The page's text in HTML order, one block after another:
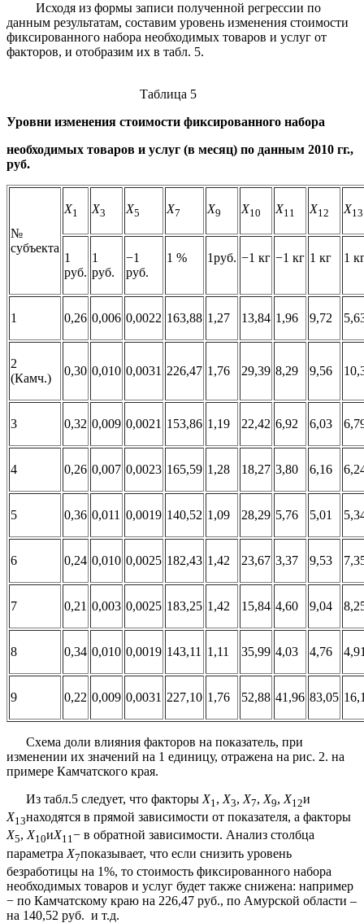
Исходя из формы записи полученной регрессии по
данным результатам, составим уровень изменения стоимости
фиксированного набора необходимых товаров и услуг от
факторов, и отобразим их в табл. 5.
Таблица 5
Уровни изменения стоимости фиксированного набора
необходимых товаров и услуг (в месяц) по данным 2010 гг.,
руб.
№
субъекта
X1 X3 X5 X7 X9 X10 X11 X12 X13
1
руб.
1
руб.
−1
руб.
1 % 1руб. −1 кг −1 кг 1 кг 1
1 0,26 0,006 0,0022 163,88 1,27 13,84 1,96 9,72
2
(Камч.)
0,30 0,010 0,0031 226,47 1,76 29,39 8,29 9,56
3 0,32 0,009 0,0021 153,86 1,19 22,42 6,92 6,03
4 0,26 0,007 0,0023 165,59 1,28 18,27 3,80 6,16
5 0,36 0,011 0,0019 140,52 1,09 28,29 5,76 5,01
6 0,24 0,010 0,0025 182,43 1,42 23,67 3,37 9,53
7 0,21 0,003 0,0025 183,25 1,42 15,84 4,60 9,04
8 0,34 0,010 0,0019 143,11 1,11 35,99 4,03 4,76
9 0,22 0,009 0,0031 227,10 1,76 52,88 41,96 83,05
Схема доли влияния факторов на показатель, при
изменении их значений на 1 единицу, отражена на рис. 2. на
примере Камчатского края.
Из табл.5 следует, что факторы X1, X3, X7, X9, X12и
X13находятся в прямой зависимости от показателя, а факторы
X5, X10иX11− в обратной зависимости. Анализ столбца
параметра X7показывает, что если снизить уровень
безработицы на 1%, то стоимость фиксированного набора
необходимых товаров и услуг будет также снижена: например
− по Камчатскому краю на 226,47 руб., по Амурской области –
на 140,52 руб. и т.д.